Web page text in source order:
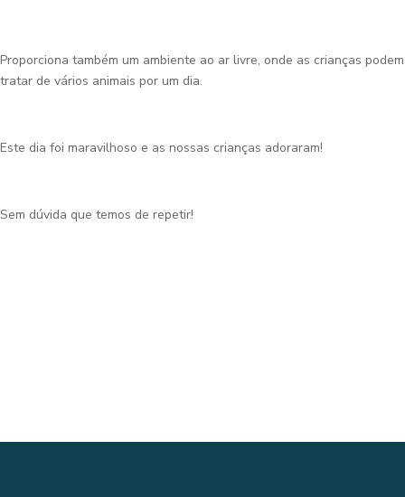
Proporciona também um ambiente ao ar livre, onde as crianças podem
tratar de vários animais por um dia.
Este dia foi maravilhoso e as nossas crianças adoraram!
Sem dúvida que temos de repetir!